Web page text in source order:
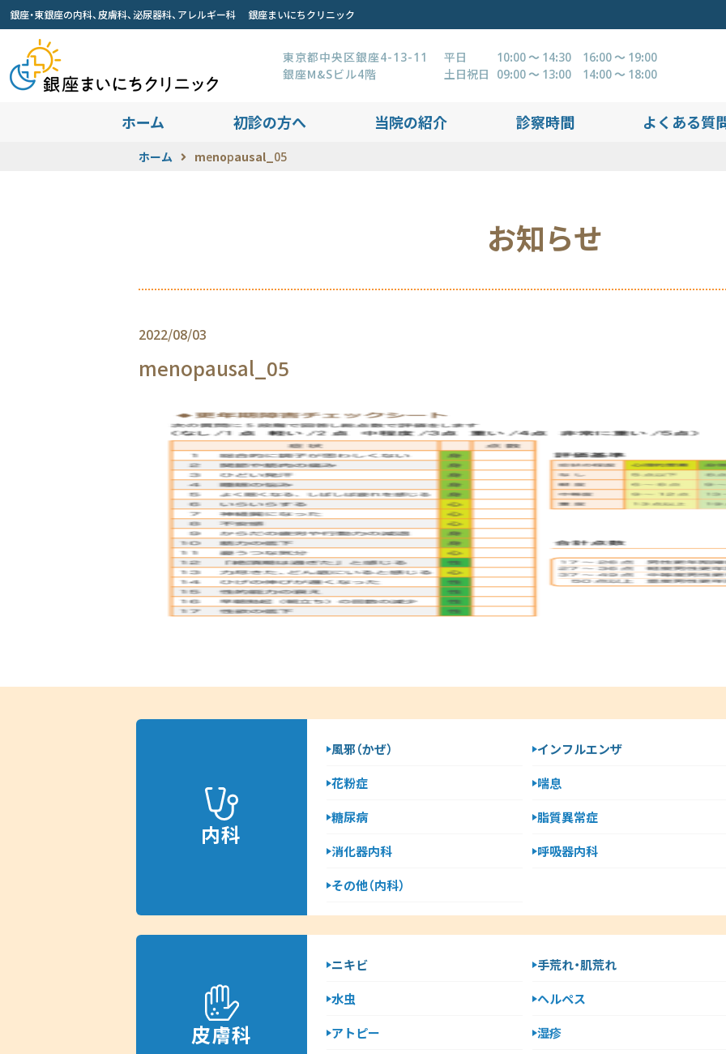
銀座・東銀座の内科、皮膚科、泌尿器科、アレルギー科 銀座まいにちクリニック
東京都中央区銀座4-13-11
銀座M&Sビル4階
平日
10:00 ～ 14:30 16:00 ～ 19:00
土日祝日 09:00 ～ 13:00 14:00 ～ 18:00
ホーム 初診の方へ 当院の紹介 診察時間 よくある質
ホーム menopausal_05
お知らせ
2022/08/03
menopausal_05
内科
風邪（かぜ）
インフルエンザ
花粉症
喘息
糖尿病
脂質異常症
消化器内科
呼吸器内科
その他（内科）
皮膚科
ニキビ
手荒れ・肌荒れ
水虫
ヘルペス
アトピー
湿疹